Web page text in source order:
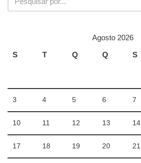
Agosto 2026
S
T Q Q S
3 4 5 6 7
10 11 12 13 14
17 18 19 20 21